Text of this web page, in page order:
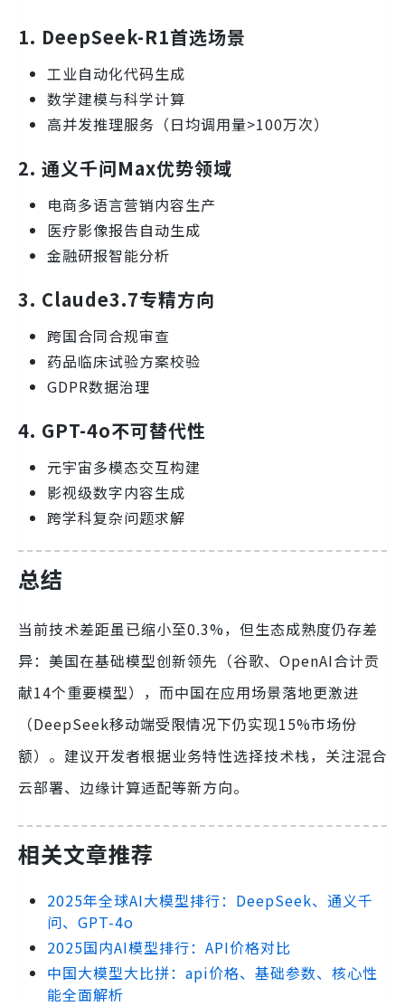
1. DeepSeek-R1首选场景
工业自动化代码生成
数学建模与科学计算
高并发推理服务（日均调用量>100万次）
2. 通义千问Max优势领域
电商多语言营销内容生产
医疗影像报告自动生成
金融研报智能分析
3. Claude3.7专精方向
跨国合同合规审查
药品临床试验方案校验
GDPR数据治理
4. GPT-4o不可替代性
元宇宙多模态交互构建
影视级数字内容生成
跨学科复杂问题求解
总结
当前技术差距虽已缩小至0.3%，但生态成熟度仍存差
异：美国在基础模型创新领先（谷歌、OpenAI合计贡
献14个重要模型），而中国在应用场景落地更激进
（DeepSeek移动端受限情况下仍实现15%市场份
额）。建议开发者根据业务特性选择技术栈，关注混合
云部署、边缘计算适配等新方向。
相关文章推荐
2025年全球AI大模型排行：DeepSeek、通义千
问、GPT-4o
2025国内AI模型排行：API价格对比
中国大模型大比拼：api价格、基础参数、核心性
能全面解析